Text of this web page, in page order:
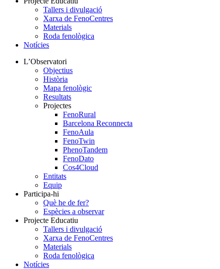
Tallers i divulgació
Xarxa de FenoCentres
Materials
Roda fenològica
Notícies
L’Observatori
Objectius
Història
Mapa fenològic
Resultats
Projectes
FenoRural
Barcelona Reconnecta
FenoAula
FenoTwin
PhenoTandem
FenoDato
Cos4Cloud
Entitats
Equip
Participa-hi
Què he de fer?
Espècies a observar
Projecte Educatiu
Tallers i divulgació
Xarxa de FenoCentres
Materials
Roda fenològica
Notícies